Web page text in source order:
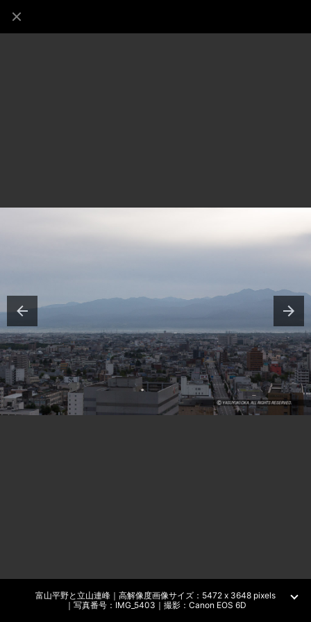
富山平野と立山連峰｜高解像度画像サイズ：5472 x 3648 pixels
｜写真番号：IMG_5403｜撮影：Canon EOS 6D